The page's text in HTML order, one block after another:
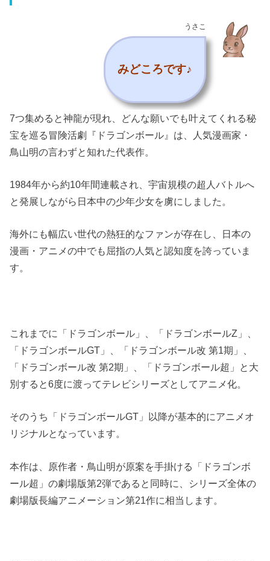
うさこ
みどころです♪
7つ集めると神龍が現れ、どんな願いでも叶えてくれる秘
宝を巡る冒険活劇『ドラゴンボール』は、人気漫画家・
鳥山明の言わずと知れた代表作。
1984年から約10年間連載され、宇宙規模の超人バトルへ
と発展しながら日本中の少年少女を虜にしました。
海外にも幅広い世代の熱狂的なファンが存在し、日本の
漫画・アニメの中でも屈指の人気と認知度を誇っていま
す。
これまでに「ドラゴンボール」、「ドラゴンボールZ」、
「ドラゴンボールGT」、「ドラゴンボール改 第1期」、
「ドラゴンボール改 第2期」、「ドラゴンボール超」と大
別すると6度に渡ってテレビシリーズとしてアニメ化。
そのうち「ドラゴンボールGT」以降が基本的にアニメオ
リジナルとなっています。
本作は、原作者・鳥山明が原案を手掛ける「ドラゴンボ
ール超」の劇場版第2弾であると同時に、シリーズ全体の
劇場版長編アニメーション第21作に相当します。